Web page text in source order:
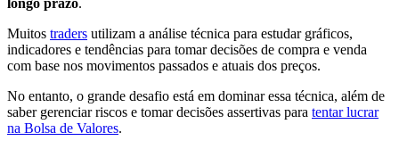
Muitos traders utilizam a análise técnica para estudar gráficos,
indicadores e tendências para tomar decisões de compra e venda
com base nos movimentos passados e atuais dos preços.
No entanto, o grande desafio está em dominar essa técnica, além de
saber gerenciar riscos e tomar decisões assertivas para tentar lucrar
na Bolsa de Valores.